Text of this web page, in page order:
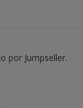
por Jumpseller.